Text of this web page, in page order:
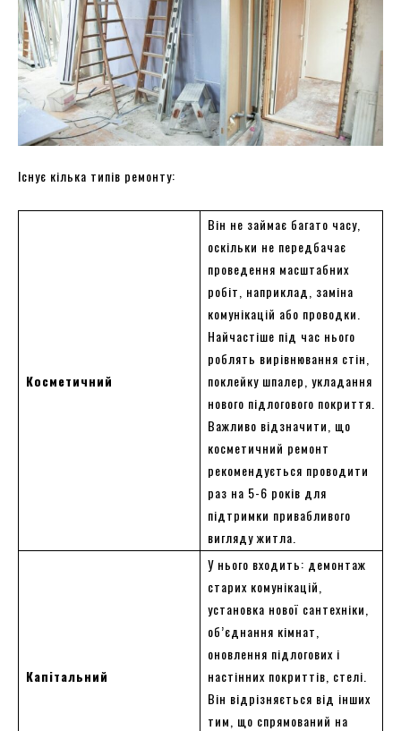
Існує кілька типів ремонту:
Косметичний
Він не займає багато часу,
оскільки не передбачає
проведення масштабних
робіт, наприклад, заміна
комунікацій або проводки.
Найчастіше під час нього
роблять вирівнювання стін,
поклейку шпалер, укладання
нового підлогового покриття.
Важливо відзначити, що
косметичний ремонт
рекомендується проводити
раз на 5-6 років для
підтримки привабливого
вигляду житла.
Капітальний
У нього входить: демонтаж
старих комунікацій,
установка нової сантехніки,
об’єднання кімнат,
оновлення підлогових і
настінних покриттів, стелі.
Він відрізняється від інших
тим, що спрямований на